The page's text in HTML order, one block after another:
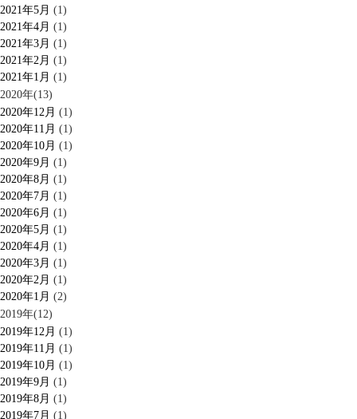
2021年5月 (1)
2021年4月 (1)
2021年3月 (1)
2021年2月 (1)
2021年1月 (1)
2020年(13)
2020年12月 (1)
2020年11月 (1)
2020年10月 (1)
2020年9月 (1)
2020年8月 (1)
2020年7月 (1)
2020年6月 (1)
2020年5月 (1)
2020年4月 (1)
2020年3月 (1)
2020年2月 (1)
2020年1月 (2)
2019年(12)
2019年12月 (1)
2019年11月 (1)
2019年10月 (1)
2019年9月 (1)
2019年8月 (1)
2019年7月 (1)